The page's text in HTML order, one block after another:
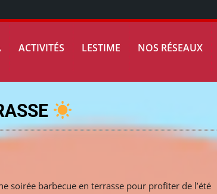
ACTIVITÉS LESTIME NOS RÉSEAUX
soirée barbecue en terrasse pour profiter de l’été